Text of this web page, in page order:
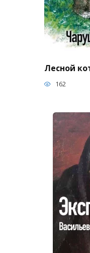
Лесной
162